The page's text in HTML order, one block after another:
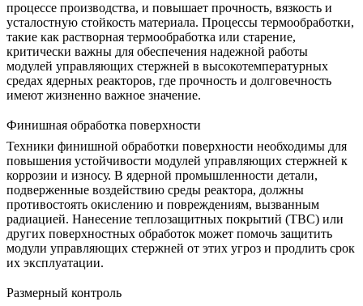
процессе производства, и повышает прочность, вязкость и
усталостную стойкость материала. Процессы термообработки,
такие как растворная термообработка или старение,
критически важны для обеспечения надежной работы
модулей управляющих стержней в высокотемпературных
средах ядерных реакторов, где прочность и долговечность
имеют жизненно важное значение.
Финишная обработка поверхности
Техники финишной обработки поверхности необходимы для
повышения устойчивости модулей управляющих стержней к
коррозии и износу. В ядерной промышленности детали,
подверженные воздействию среды реактора, должны
противостоять окислению и повреждениям, вызванным
радиацией. Нанесение теплозащитных покрытий (TBC) или
других поверхностных обработок может помочь защитить
модули управляющих стержней от этих угроз и продлить срок
их эксплуатации.
Размерный контроль